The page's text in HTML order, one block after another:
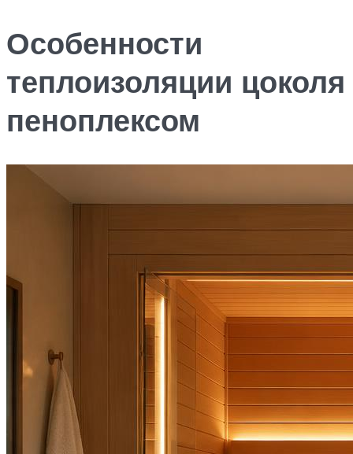
Особенности
теплоизоляции цоколя
пеноплексом